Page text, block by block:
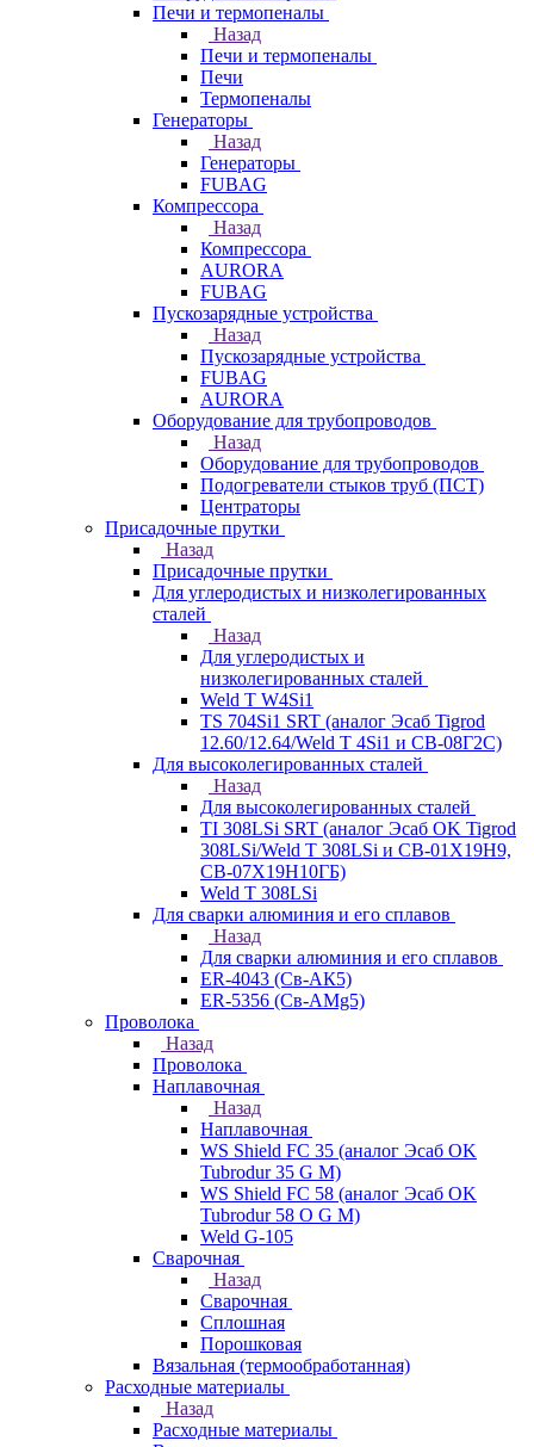
Печи и термопеналы
Назад
Печи и термопеналы
Печи
Термопеналы
Генераторы
Назад
Генераторы
FUBAG
Компрессора
Назад
Компрессора
AURORA
FUBAG
Пускозарядные устройства
Назад
Пускозарядные устройства
FUBAG
AURORA
Оборудование для трубопроводов
Назад
Оборудование для трубопроводов
Подогреватели стыков труб (ПСТ)
Центраторы
Присадочные прутки
Назад
Присадочные прутки
Для углеродистых и низколегированных
сталей
Назад
Для углеродистых и
низколегированных сталей
Weld T W4Si1
TS 704Si1 SRT (аналог Эсаб Tigrod
12.60/12.64/Weld T 4Si1 и СВ-08Г2С)
Для высоколегированных сталей
Назад
Для высоколегированных сталей
TI 308LSi SRT (аналог Эсаб OK Tigrod
308LSi/Weld T 308LSi и СВ-01Х19Н9,
СВ-07Х19Н10ГБ)
Weld T 308LSi
Для сварки алюминия и его сплавов
Назад
Для сварки алюминия и его сплавов
ER-4043 (Св-АК5)
ER-5356 (Св-АМg5)
Проволока
Назад
Проволока
Наплавочная
Назад
Наплавочная
WS Shield FC 35 (аналог Эсаб OK
Tubrodur 35 G M)
WS Shield FC 58 (аналог Эсаб OK
Tubrodur 58 O G M)
Weld G-105
Сварочная
Назад
Сварочная
Сплошная
Порошковая
Вязальная (термообработанная)
Расходные материалы
Назад
Расходные материалы